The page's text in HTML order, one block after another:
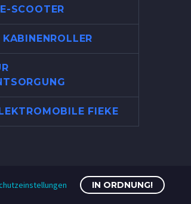
SCOOTER
FIEKE
IN ORDNUNG!